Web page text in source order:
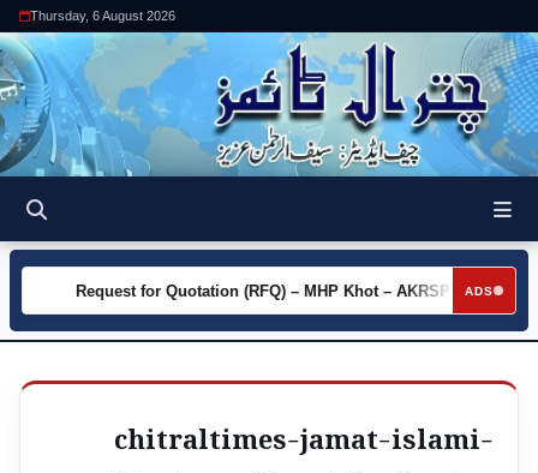
Thursday, 6 August 2026
ADS
►
Request for Quotation (RFQ) – MHP Khot – AKRSP
chitraltimes-jamat-islami-